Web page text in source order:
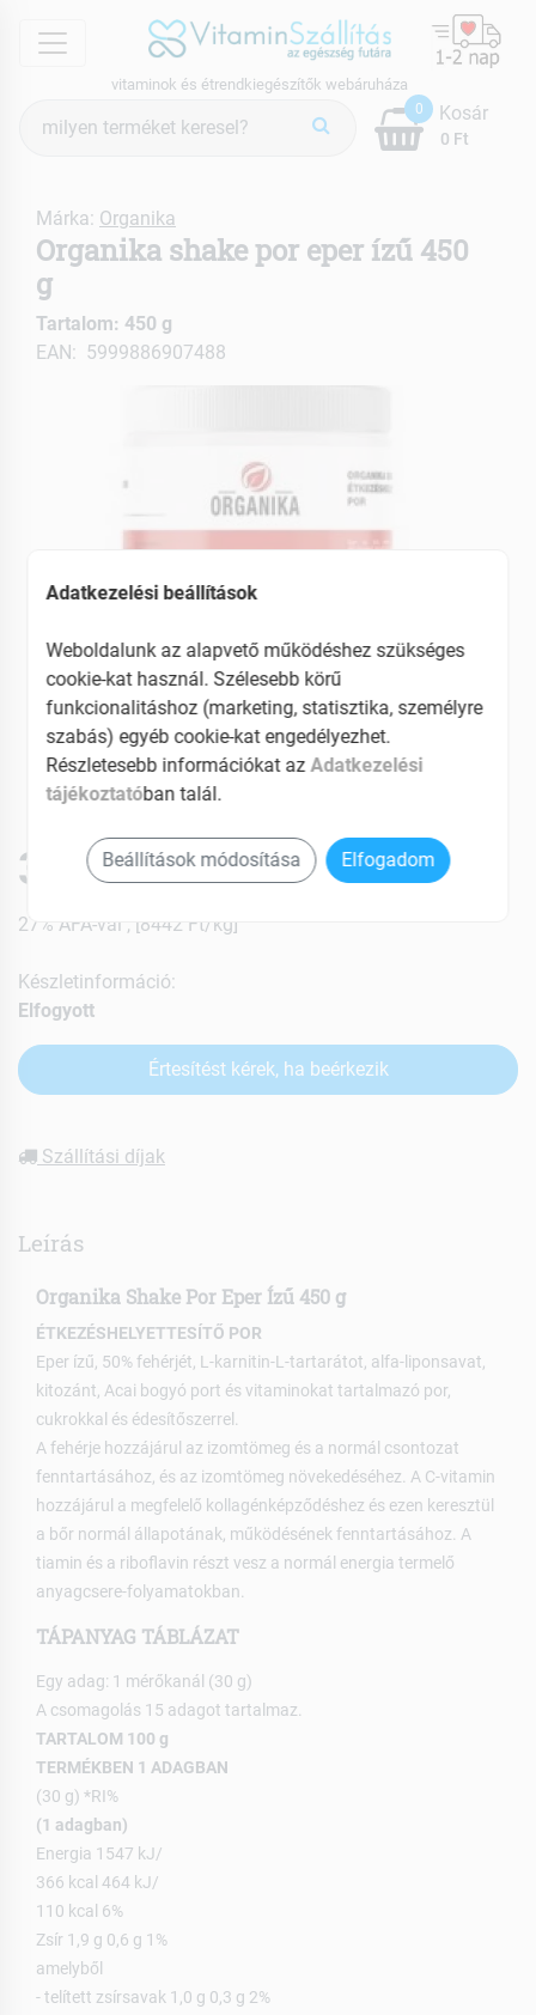
menu
vitaminok és étrendkiegészítők webáruháza
keresés
0
0 Ft
Kosár
Márka: Organika
Organika shake por eper ízű 450
g
Tartalom: 450 g
EAN: 5999886907488
3799 Ft
27% ÁFÁ-val , [8442 Ft/kg]
Készletinformáció:
Elfogyott
Értesítést kérek, ha beérkezik
Szállítási díjak
Leírás
Organika Shake Por Eper Ízű 450 g
ÉTKEZÉSHELYETTESÍTŐ POR
Eper ízű, 50% fehérjét, L-karnitin-L-tartarátot, alfa-liponsavat,
kitozánt, Acai bogyó port és vitaminokat tartalmazó por,
cukrokkal és édesítőszerrel.
A fehérje hozzájárul az izomtömeg és a normál csontozat
fenntartásához, és az izomtömeg növekedéséhez. A C-vitamin
hozzájárul a megfelelő kollagénképződéshez és ezen keresztül
a bőr normál állapotának, működésének fenntartásához. A
tiamin és a riboflavin részt vesz a normál energia termelő
anyagcsere-folyamatokban.
TÁPANYAG TÁBLÁZAT
Egy adag: 1 mérőkanál (30 g)
A csomagolás 15 adagot tartalmaz.
TARTALOM 100 g
TERMÉKBEN 1 ADAGBAN
(30 g) *RI%
(1 adagban)
Energia 1547 kJ/
366 kcal 464 kJ/
110 kcal 6%
Zsír 1,9 g 0,6 g 1%
amelyből
- telített zsírsavak 1,0 g 0,3 g 2%
Adatkezelési beállítások
Weboldalunk az alapvető működéshez szükséges
cookie-kat használ. Szélesebb körű
funkcionalitáshoz (marketing, statisztika, személyre
szabás) egyéb cookie-kat engedélyezhet.
Részletesebb információkat azAdatkezelési
tájékoztatóban talál.
Beállítások módosítása Elfogadom